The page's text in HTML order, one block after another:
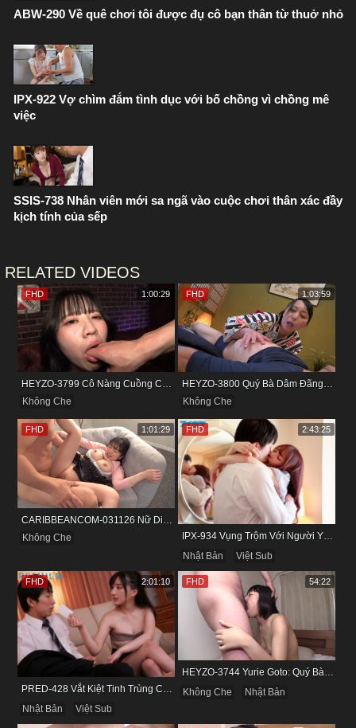
ABW-290 Về quê chơi tôi được đụ cô bạn thân từ thuở nhỏ
IPX-922 Vợ chìm đắm tình dục với bố chồng vì chồng mê
việc
SSIS-738 Nhân viên mới sa ngã vào cuộc chơi thân xác đầy
kịch tính của sếp
RELATED VIDEOS
HEYZO-3799 Cô Nàng Cuồng Cảm Giác Mạnh Và Khoái Lạc Tột Đỉnh
Không Che
FHD 1:00:29
HEYZO-3800 Quý Bà Dâm Đãng Và Cuộc Vui Đầy Kích Thích
Không Che
FHD 1:03:59
Không Che
FHD 1:01:29
IPX-934 Vụng Trộm Với Người Yêu Cũ Trong Khách Sạn
Nhật Bản
Việt Sub
FHD 2:43:25
Nhật Bản
Việt Sub
FHD 2:01:10
HEYZO-3744 Yurie Goto: Quý Bà Dâm Phụ & Cơn Cuồng Si Mùi Buồi Khắm
Không Che
Nhật Bản
FHD 54:22